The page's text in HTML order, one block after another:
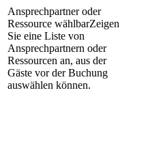
Ansprechpartner oder
Ressource wählbarZeigen
Sie eine Liste von
Ansprechpartnern oder
Ressourcen an, aus der
Gäste vor der Buchung
auswählen können.